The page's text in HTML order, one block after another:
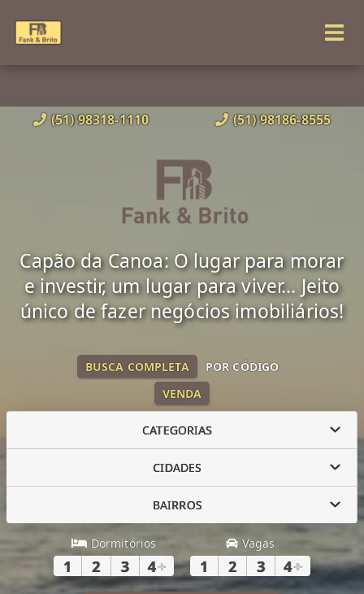
(51) 98318-1110 (51) 98186-8555
Capão da Canoa: O lugar para morar
e investir, um lugar para viver... Jeito
único de fazer negócios imobiliários!
VENDA
BUSCA COMPLETA POR CÓDIGO
CATEGORIAS
CIDADES
BAIRROS
Dormitórios
1 2 3 4+
Vagas
1 2 3 4+